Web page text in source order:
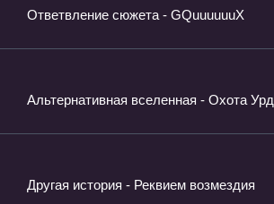
Ответвление сюжета - GQuuuuuuX
Альтернативная вселенная - Охота Урд
Другая история - Реквием возмездия